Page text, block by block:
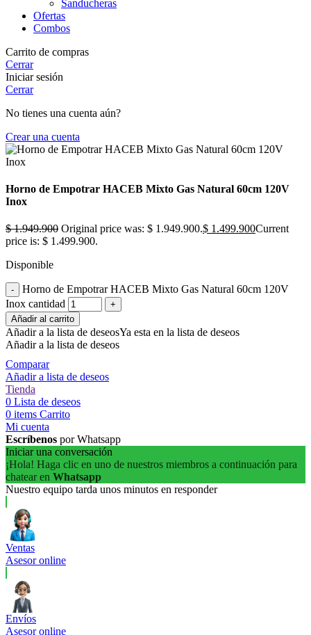
Sanducheras
Ofertas
Combos
Carrito de compras
Cerrar
Iniciar sesión
Cerrar
No tienes una cuenta aún?
Crear una cuenta
Horno de Empotrar HACEB Mixto Gas Natural 60cm 120V
Inox
$1.949.900 Original price was: $ 1.949.900.$ 1.499.900Current
price is: $ 1.499.900.
Disponible
Horno de Empotrar HACEB Mixto Gas Natural 60cm 120V
Inox cantidad
Añadir al carrito
Añadir a la lista de deseosYa esta en la lista de deseos
Añadir a la lista de deseos
Comparar
Añadir a lista de deseos
Tienda
0 Lista de deseos
0 items Carrito
Mi cuenta
Escríbenos por Whatsapp
Iniciar una conversación
¡Hola! Haga clic en uno de nuestros miembros a continuación para
chatear en Whatsapp
Nuestro equipo tarda unos minutos en responder
Ventas
Asesor online
Envíos
Asesor online